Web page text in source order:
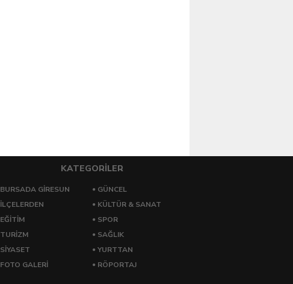
KATEGORİLER
BURSADA GİRESUN
GÜNCEL
İLÇELERDEN
KÜLTÜR & SANAT
EĞİTİM
SPOR
TURİZM
SAĞLIK
SİYASET
YURTTAN
FOTO GALERİ
RÖPORTAJ